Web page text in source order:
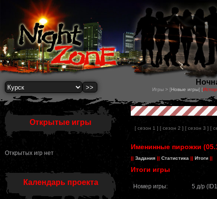
Игры > [Новые игры] [
Открытые игры
Открытых игр нет
Календарь проекта
[ сезон 1 ] [ сезон 2 ] [ сезон 3 ] [
Именинные пирожки
Задания Статистика Итоги
Итоги игры
Номер игры: 5 д/р